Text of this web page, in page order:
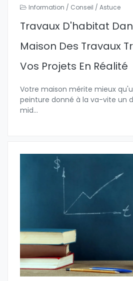
Information / Conseil / Astuce
Travaux D'habitat
Maison Des Travaux
Vos Projets En Réalité
Votre maison mérite mieux
peinture donné à la va-vite un
mid...